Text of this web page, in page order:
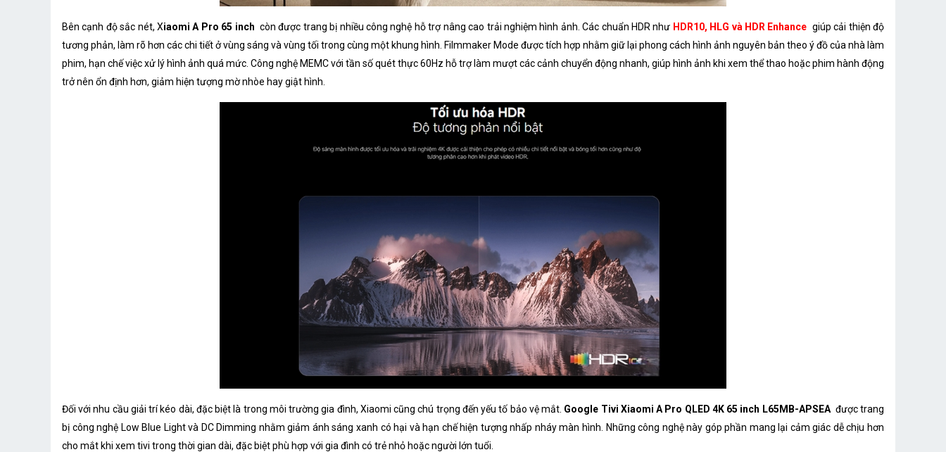
Bên cạnh độ sắc nét, Xiaomi A Pro 65 inch còn được trang bị nhiều công nghệ hỗ trợ nâng cao trải nghiệm hình ảnh. Các chuẩn HDR như HDR10, HLG và HDR Enhance giúp cải thiện độ
tương phản, làm rõ hơn các chi tiết ở vùng sáng và vùng tối trong cùng một khung hình. Filmmaker Mode được tích hợp nhằm giữ lại phong cách hình ảnh nguyên bản theo ý đồ của nhà làm
phim, hạn chế việc xử lý hình ảnh quá mức. Công nghệ MEMC với tần số quét thực 60Hz hỗ trợ làm mượt các cảnh chuyển động nhanh, giúp hình ảnh khi xem thể thao hoặc phim hành động
trở nên ổn định hơn, giảm hiện tượng mờ nhòe hay giật hình.
Đối với nhu cầu giải trí kéo dài, đặc biệt là trong môi trường gia đình, Xiaomi cũng chú trọng đến yếu tố bảo vệ mắt. Google Tivi Xiaomi A Pro QLED 4K 65 inch L65MB-APSEA được trang
bị công nghệ Low Blue Light và DC Dimming nhằm giảm ánh sáng xanh có hại và hạn chế hiện tượng nhấp nháy màn hình. Những công nghệ này góp phần mang lại cảm giác dễ chịu hơn
cho mắt khi xem tivi trong thời gian dài, đặc biệt phù hợp với gia đình có trẻ nhỏ hoặc người lớn tuổi.